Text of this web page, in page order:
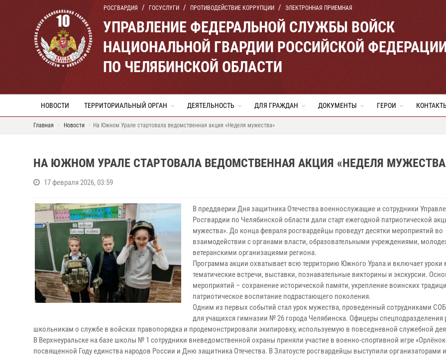
РОСГВАРДИЯ ГОСУСЛУГИ ПРОТИВОДЕЙСТВИЕ КОРРУПЦИИ ЭЛЕКТРОННАЯ ПРИЕМНАЯ
УПРАВЛЕНИЕ ФЕДЕРАЛЬНОЙ СЛУЖБЫ ВОЙСК
НАЦИОНАЛЬНОЙ ГВАРДИИ РОССИЙСКОЙ
ПО ЧЕЛЯБИНСКОЙ ОБЛАСТИ
НОВОСТИ ТЕРРИТОРИАЛЬНЫЙ ОРГАН ДЕЯТЕЛЬНОСТЬ ДЛЯ ГРАЖДАН ДОКУМЕНТЫ ГЕРОИ
Главная Новости На Южном Урале стартовала ведомственная акция «Неделя мужества»
НА ЮЖНОМ УРАЛЕ СТАРТОВАЛА ВЕДОМСТВЕННАЯ АКЦИЯ «НЕДЕЛЯ
17 февраля 2026, 03:59
В преддверии Дня защитника Отечества военнослужащие и сотрудники
Росгвардии по Челябинской области дали старт ежегодной патриотической
мужества». До конца февраля росгвардейцы проведут десятки мероприятий во
взаимодействии с органами власти, образовательными учреждениями,
ветеранскими организациями региона.
Программа акции охватывает всю территорию Южного Урала и включает уроки
тематические встречи, выставки, познавательные викторины и экскурсии.
мероприятий – сохранение исторической памяти, укрепление воинских
патриотическое воспитание подрастающего поколения.
Одним из первых событий стал урок мужества, проведенный сотрудниками
для учащихся гимназии № 26 города Челябинска. Офицеры спецподразделения
школьникам о службе в войсках правопорядка и продемонстрировали экипировку, используемую в повседневной служебной
В Верхнеуральске на базе школы № 1 сотрудники вневедомственной охраны приняли участие в военно-спортивной игре
посвященной Году единства народов России и Дню защитника Отечества. В Златоусте росгвардейцы выступили организаторами и